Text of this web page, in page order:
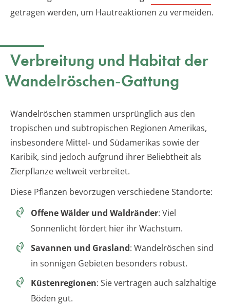
getragen werden, um Hautreaktionen zu vermeiden.
Verbreitung und Habitat der
Wandelröschen-Gattung
Wandelröschen stammen ursprünglich aus den
tropischen und subtropischen Regionen Amerikas,
insbesondere Mittel- und Südamerikas sowie der
Karibik, sind jedoch aufgrund ihrer Beliebtheit als
Zierpflanze weltweit verbreitet.
Diese Pflanzen bevorzugen verschiedene Standorte:
Offene Wälder und Waldränder: Viel
Sonnenlicht fördert hier ihr Wachstum.
Savannen und Grasland: Wandelröschen sind
in sonnigen Gebieten besonders robust.
Küstenregionen: Sie vertragen auch salzhaltige
Böden gut.